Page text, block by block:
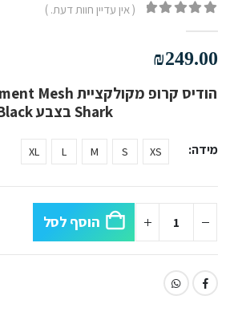
( אין עדיין חוות דעת. )
₪249.00
Shark בצבע Black
מידה XS
S
M
L
XL
הוסף לסל